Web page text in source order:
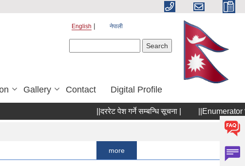
English नेपाली
Gallery Contact Digital Profile
||दररेट पेश गर्ने सम्बन्धि सूचना | ||Enumerator छनौटका